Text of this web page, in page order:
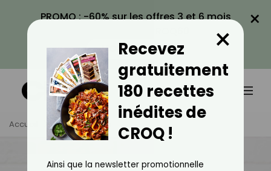
PROMO : -60% sur les offres 3 et 6 mois
VOIR LA PROMO
×
Accueil Tag Beauté
Recevez
gratuitement
180 recettes
inédites de
CROQ !
×
Ainsi que la newsletter promotionnelle